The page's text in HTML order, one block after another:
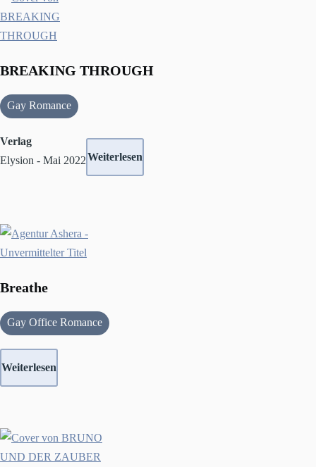
BREAKING THROUGH
Gay Romance
Verlag
Elysion - Mai 2022Weiterlesen
Breathe
Gay Office Romance
Weiterlesen